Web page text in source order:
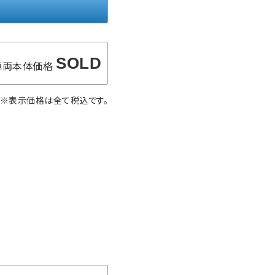
本体価格 SOLD
※表示価格は全て税込です。